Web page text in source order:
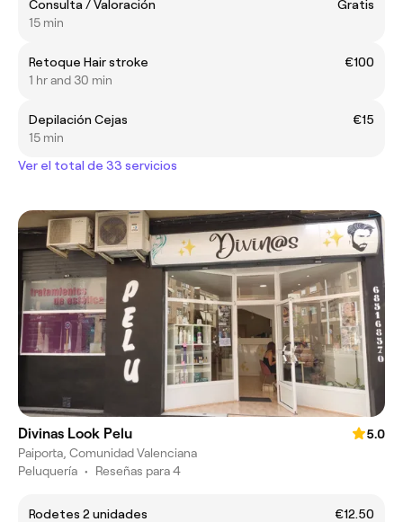
Consulta / Valoración
Gratis
15 min
Retoque Hair stroke
€100
1 hr and 30 min
Depilación Cejas
€15
15 min
Ver el total de 33 servicios
Divinas Look Pelu
5.0
Paiporta, Comunidad Valenciana
Peluquería • Reseñas para 4
Rodetes 2 unidades
€12.50